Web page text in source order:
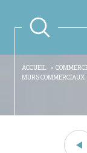
ACCUEIL
MURS COMMERCIAUX